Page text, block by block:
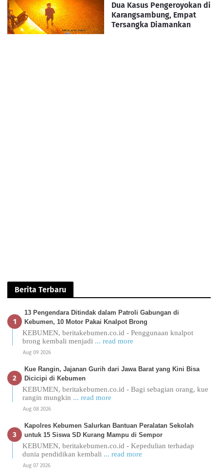
Dua Kasus Pengeroyokan di
Karangsambung, Empat
Tersangka Diamankan
Berita Terbaru
13 Pengendara Ditindak dalam Patroli Gabungan di
Kebumen, 10 Motor Pakai Knalpot Brong
KEBUMEN, beritakebumen.co.id - Penggunaan knalpot
brong kembali menjadi ... read more
Aug 09 2026
Kue Rangin, Jajanan Gurih dari Jawa Barat yang Kini Bisa
Dicicipi di Kebumen
KEBUMEN, beritakebumen.co.id - Bagi sebagian orang, kue
rangin mungkin ... read more
Aug 08 2026
Kapolres Kebumen Salurkan Bantuan Peralatan Sekolah
untuk 15 Siswa SD Kurang Mampu di Sempor
KEBUMEN, beritakebumen.co.id - Kepedulian terhadap
dunia pendidikan kembali ... read more
Aug 07 2026